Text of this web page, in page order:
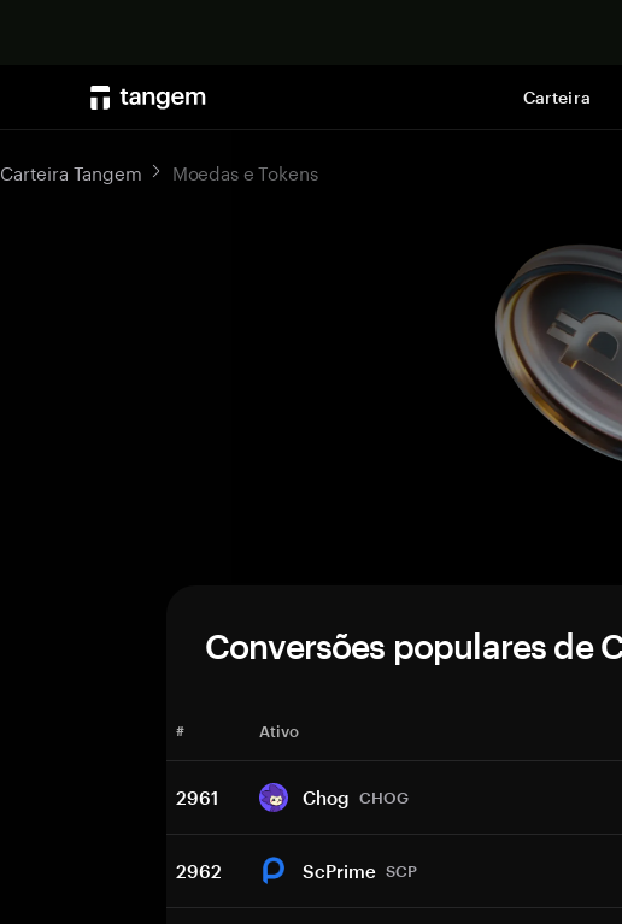
Carteira
Carteira Tangem Moedas e Tokens
Conversões populares de
# Ativo
2961 Chog CHOG
2962 ScPrime SCP